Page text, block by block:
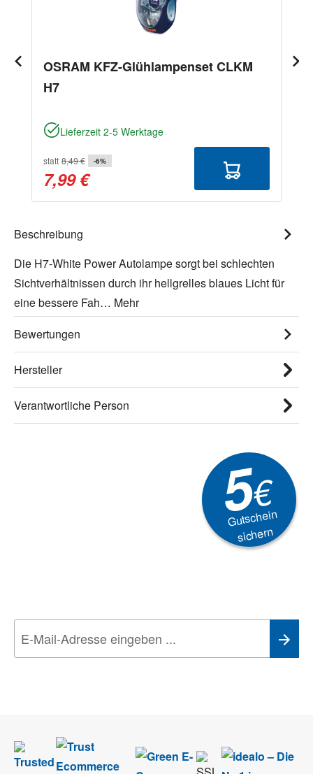
OSRAM KFZ-Glühlampenset CLKM
H7
Lieferzeit 2-5 Werktage
statt 8,49 € -6%
7,99 €
Beschreibung
Die H7-White Power Autolampe sorgt bei schlechten
Sichtverhältnissen durch ihr hellgrelles blaues Licht für
eine bessere Fah… Mehr
Bewertungen
Hersteller
Verantwortliche Person
5€
Gutschein
sichern